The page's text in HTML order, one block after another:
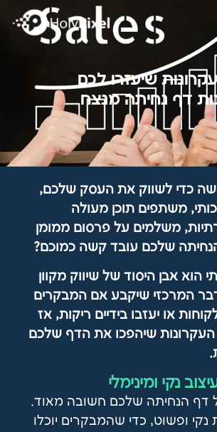
שיעזרו לכם
דף נחיתה מנצח
כדי לשווק את העסק שלכם,
משתפים תוכן מעולה
משלמים על פרסום ממומן
שלכם עובד קשה כמוכם?
הוא אבן היסוד של שיווק מקוון
המרכזי שיקבע אם המבקרים
או יעזבו בידיים ריקות, אז
העקרונות שיהפכו את הדף שלכם
דף הנחיתה שלכם חשובה מאוד.
נקי ופשוט, כדי שהמבקרים יוכלו